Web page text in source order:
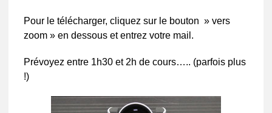
Pour le télécharger, cliquez sur le bouton » vers
zoom » en dessous et entrez votre mail.
Prévoyez entre 1h30 et 2h de cours….. (parfois plus
!)